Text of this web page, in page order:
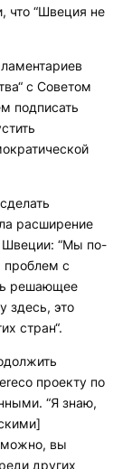
что “Швеция не
с Советом
подписать
расширение
“Мы по-
с
решающее
здесь, это
стран“.
проекту по
“Я знаю,
вы
других